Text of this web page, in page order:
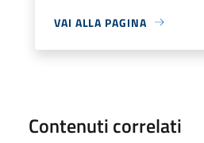
VAI ALLA PAGINA
Contenuti correlati